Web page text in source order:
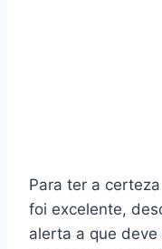
Para ter a
foi excelente,
alerta a que